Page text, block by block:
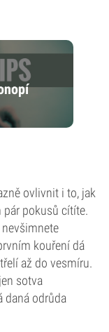
ovlivnit i to, jak
pokusů cítíte.
kouření dá
až do vesmíru.
sotva
daná odrůda